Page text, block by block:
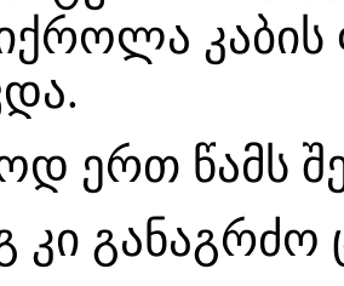
ერთ წამს
კი განაგრძო